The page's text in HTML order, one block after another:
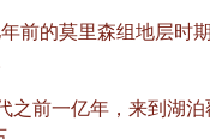
前的莫里森组地层时
前一亿年，来到湖